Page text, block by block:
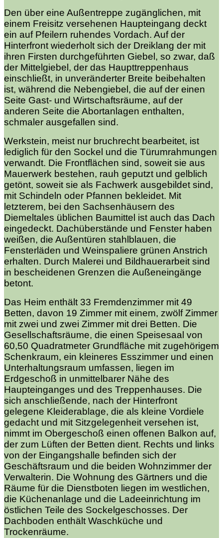
Den über eine Außentreppe zugänglichen, mit
einem Freisitz versehenen Haupteingang deckt
ein auf Pfeilern ruhendes Vordach. Auf der
Hinterfront wiederholt sich der Dreiklang der mit
ihren Firsten durchgeführten Giebel, so zwar, daß
der Mittelgiebel, der das Haupttreppenhaus
einschließt, in unveränderter Breite beibehalten
ist, während die Nebengiebel, die auf der einen
Seite Gast- und Wirtschaftsräume, auf der
anderen Seite die Abortanlagen enthalten,
schmaler ausgefallen sind.
Werkstein, meist nur bruchrecht bearbeitet, ist
lediglich für den Sockel und die Türumrahmungen
verwandt. Die Frontflächen sind, soweit sie aus
Mauerwerk bestehen, rauh geputzt und gelblich
getönt, soweit sie als Fachwerk ausgebildet sind,
mit Schindeln oder Pfannen bekleidet. Mit
letzterem, bei den Sachsenhäusern des
Diemeltales üblichen Baumittel ist auch das Dach
eingedeckt. Dachüberstände und Fenster haben
weißen, die Außentüren stahlblauen, die
Fensterläden und Weinspaliere grünen Anstrich
erhalten. Durch Malerei und Bildhauerarbeit sind
in bescheidenen Grenzen die Außeneingänge
betont.
Das Heim enthält 33 Fremdenzimmer mit 49
Betten, davon 19 Zimmer mit einem, zwölf Zimmer
mit zwei und zwei Zimmer mit drei Betten. Die
Gesellschaftsräume, die einen Speisesaal von
60,50 Quadratmeter Grundfläche mit zugehörigem
Schenkraum, ein kleineres Esszimmer und einen
Unterhaltungsraum umfassen, liegen im
Erdgeschoß in unmittelbarer Nähe des
Haupteinganges und des Treppenhauses. Die
sich anschließende, nach der Hinterfront
gelegene Kleiderablage, die als kleine Vordiele
gedacht und mit Sitzgelegenheit versehen ist,
nimmt im Obergeschoß einen offenen Balkon auf,
der zum Lüften der Betten dient. Rechts und links
von der Eingangshalle befinden sich der
Geschäftsraum und die beiden Wohnzimmer der
Verwalterin. Die Wohnung des Gärtners und die
Räume für die Dienstboten liegen im westlichen,
die Küchenanlage und die Ladeeinrichtung im
östlichen Teile des Sockelgeschosses. Der
Dachboden enthält Waschküche und
Trockenräume.